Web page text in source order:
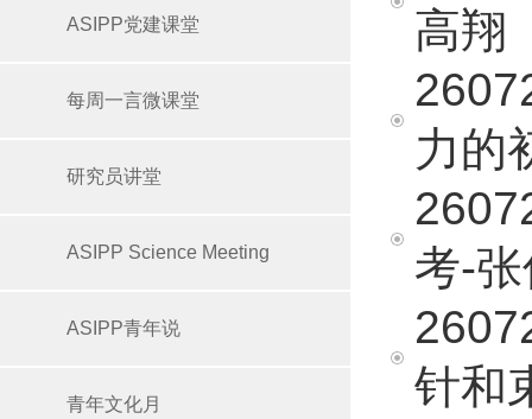
ASIPP党建课堂
每周一言微课堂
研究员讲堂
ASIPP Science Meeting
ASIPP青年说
青年文化月
高翔
力的
考-
针和